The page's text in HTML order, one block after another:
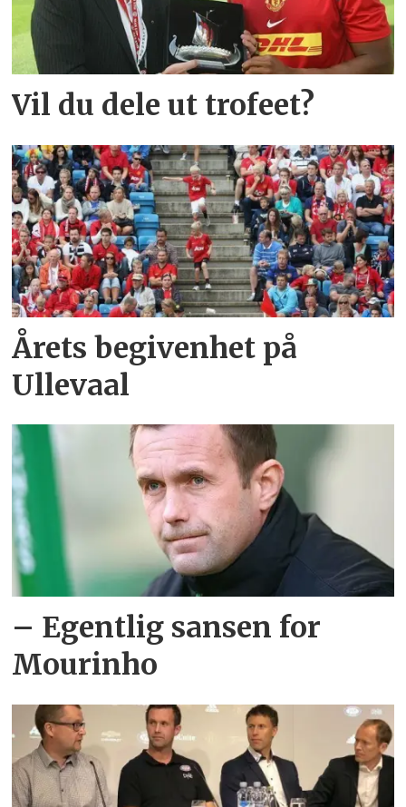
Vil du dele ut trofeet?
Årets begivenhet på
Ullevaal
– Egentlig sansen for
Mourinho